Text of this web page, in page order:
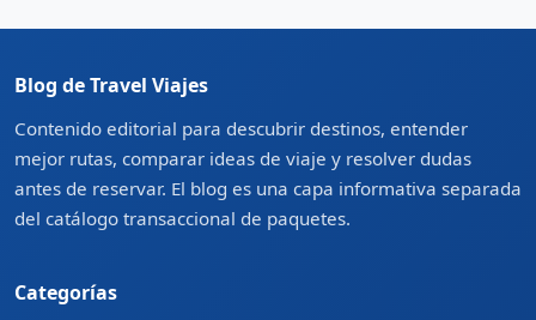
Blog de Travel Viajes
Contenido editorial para descubrir destinos, entender
mejor rutas, comparar ideas de viaje y resolver dudas
antes de reservar. El blog es una capa informativa separada
del catálogo transaccional de paquetes.
Categorías